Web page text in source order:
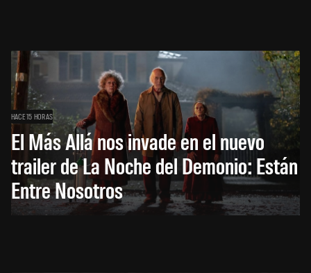
HACE 15 HORAS
El Más Allá nos invade en el nuevo
trailer de La Noche del Demonio: Están
Entre Nosotros